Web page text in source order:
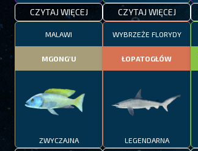
CZYTAJ WIĘCEJ CZYTAJ WIĘCEJ
MALAWI
MGONG'U
ZWYCZAJNA
WYBRZEŻE FLORYDY
ŁOPATOGŁÓW
LEGENDARNA